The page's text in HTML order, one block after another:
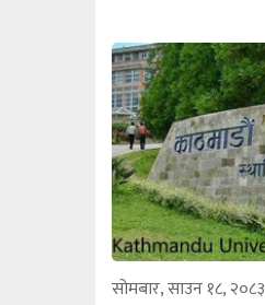
सोमबार, साउन १८, २०८३